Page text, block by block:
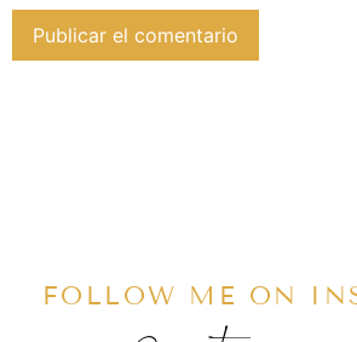
FOLLOW ME ON